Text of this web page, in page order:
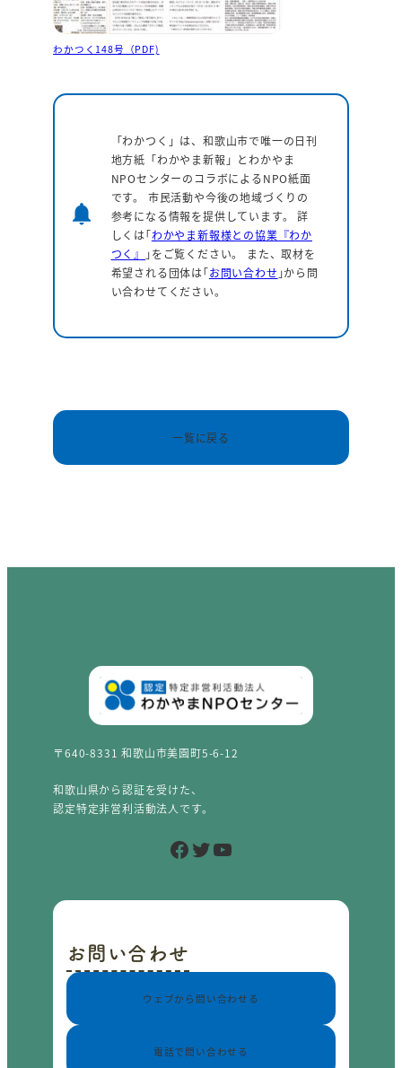
わかつく148号（PDF)
notifications
「わかつく」は、和歌山市で唯一の日刊
地方紙「わかやま新報」とわかやま
NPOセンターのコラボによるNPO紙面
です。 市民活動や今後の地域づくりの
参考になる情報を提供しています。詳
しくは｢わかやま新報様との協業『わか
つく』
｣をご覧ください。 また、取材を
希望される団体は｢お問い合わせ ｣から問
い合わせてください。
一覧に戻る
〒640-8331 和歌山市美園町5-6-12
和歌山県から認証を受けた、
認定特定非営利活動法人です。
Facebook Twitter YouTube
お問い合わせ
ウェブから問い合わせる
電話で問い合わせる